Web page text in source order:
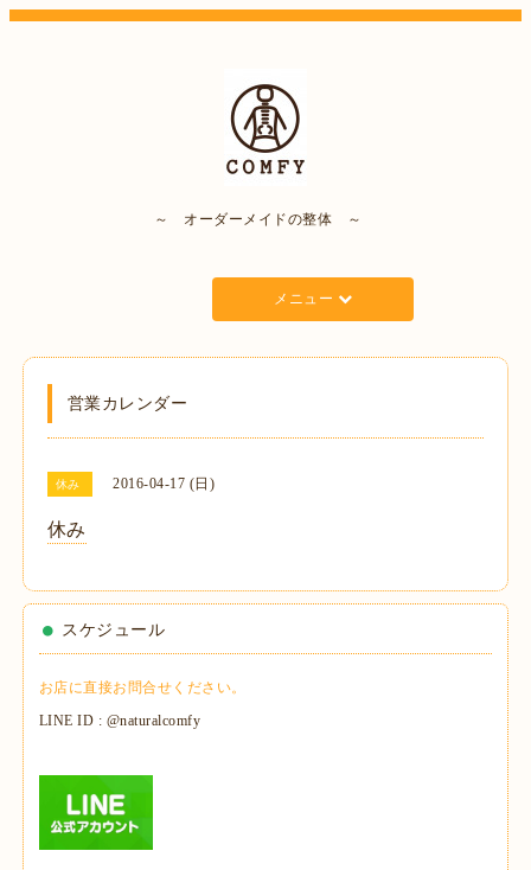
～ オーダーメイドの整体 ～
メニュー
営業カレンダー
休み 2016-04-17 (日)
休み
スケジュール
お店に直接お問合せください。
LINE ID : @naturalcomfy